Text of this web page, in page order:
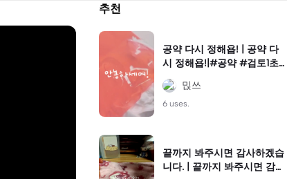
추천
공약 다시 정해욥! | 공약 다
시 정해욥!|#공약 #검토1초#
ㅈ두천가야지
믽쓰
6 uses.
끝까지 봐주시면 감사하겠습
니다. | 끝까지 봐주시면 감사